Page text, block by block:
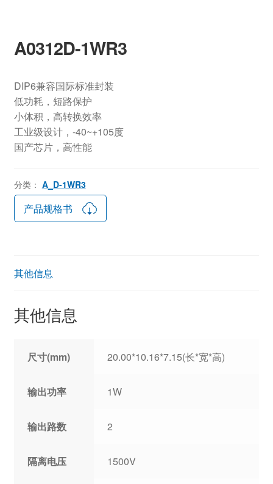
A0312D-1WR3
DIP6兼容国际标准封装
低功耗，短路保护
小体积，高转换效率
工业级设计，-40~+105度
国产芯片，高性能
分类： A_D-1WR3
产品规格书
其他信息
其他信息
尺寸(mm) 20.00*10.16*7.15(长*宽*高)
输出功率 1W
输出路数 2
隔离电压 1500V